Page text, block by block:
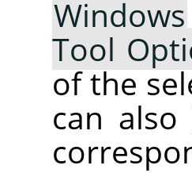
Windows
Tool
of the
can